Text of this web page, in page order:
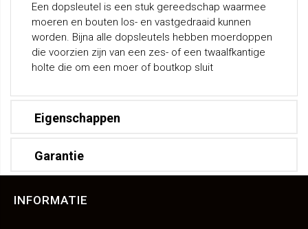
Een dopsleutel is een stuk gereedschap waarmee
moeren en bouten los- en vastgedraaid kunnen
worden. Bijna alle dopsleutels hebben moerdoppen
die voorzien zijn van een zes- of een twaalfkantige
holte die om een moer of boutkop sluit
Eigenschappen
Garantie
INFORMATIE